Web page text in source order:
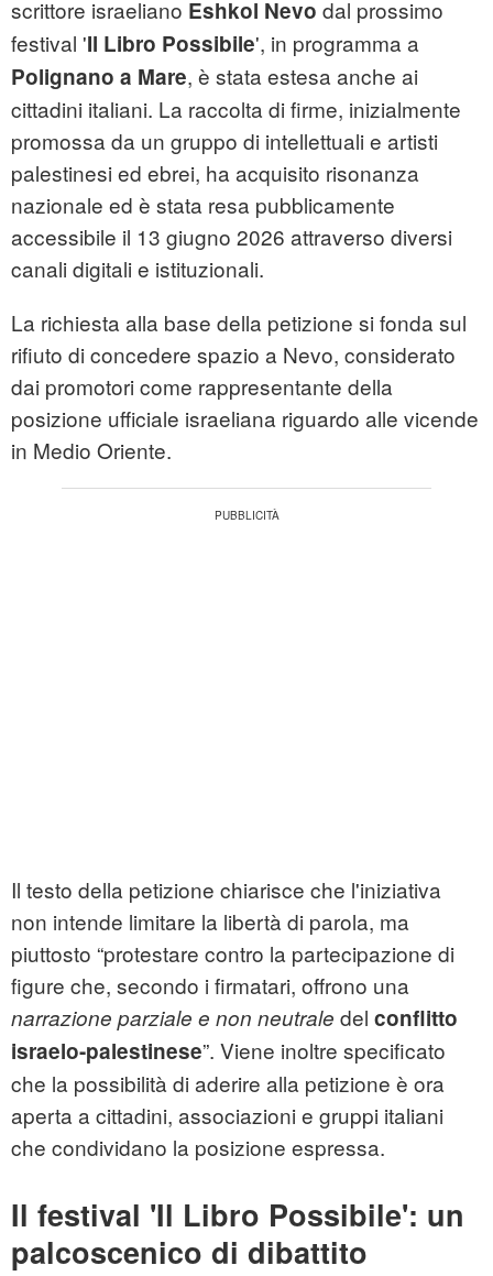
scrittore israeliano Eshkol Nevo dal prossimo
festival 'Il Libro Possibile', in programma a
Polignano a Mare, è stata estesa anche ai
cittadini italiani. La raccolta di firme, inizialmente
promossa da un gruppo di intellettuali e artisti
palestinesi ed ebrei, ha acquisito risonanza
nazionale ed è stata resa pubblicamente
accessibile il 13 giugno 2026 attraverso diversi
canali digitali e istituzionali.
La richiesta alla base della petizione si fonda sul
rifiuto di concedere spazio a Nevo, considerato
dai promotori come rappresentante della
posizione ufficiale israeliana riguardo alle vicende
in Medio Oriente.
Il testo della petizione chiarisce che l'iniziativa
non intende limitare la libertà di parola, ma
piuttosto “protestare contro la partecipazione di
figure che, secondo i firmatari, offrono una
narrazione parziale e non neutrale del conflitto
israelo-palestinese”. Viene inoltre specificato
che la possibilità di aderire alla petizione è ora
aperta a cittadini, associazioni e gruppi italiani
che condividano la posizione espressa.
Il festival 'Il Libro Possibile': un
palcoscenico di dibattito